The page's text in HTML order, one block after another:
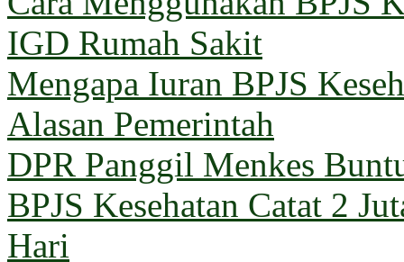
IGD Rumah Sakit
Mengapa Iuran BPJS
Alasan Pemerintah
DPR Panggil Menkes
BPJS Kesehatan Catat 2
Hari